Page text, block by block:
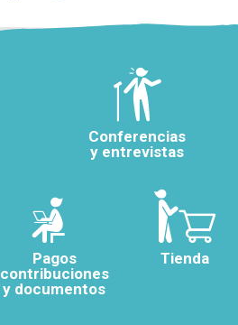
Conferencias
y entrevistas
Pagos
contribuciones
y documentos
Tienda